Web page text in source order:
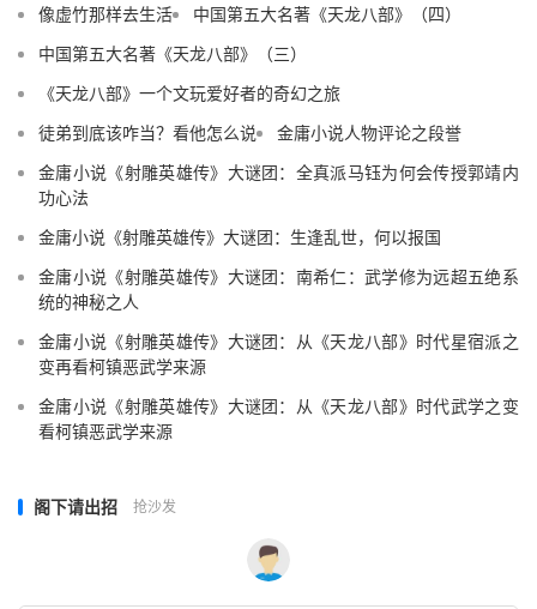
像虚竹那样去生活
中国第五大名著《天龙八部》（四）
中国第五大名著《天龙八部》（三）
《天龙八部》一个文玩爱好者的奇幻之旅
徒弟到底该咋当？看他怎么说
金庸小说人物评论之段誉
金庸小说《射雕英雄传》大谜团：全真派马钰为何会传授郭靖内
功心法
金庸小说《射雕英雄传》大谜团：生逢乱世，何以报国
金庸小说《射雕英雄传》大谜团：南希仁：武学修为远超五绝系
统的神秘之人
金庸小说《射雕英雄传》大谜团：从《天龙八部》时代星宿派之
变再看柯镇恶武学来源
金庸小说《射雕英雄传》大谜团：从《天龙八部》时代武学之变
看柯镇恶武学来源
阁下请出招 抢沙发